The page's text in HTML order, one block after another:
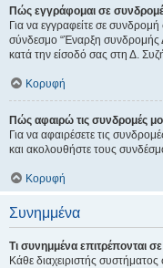
Πώς εγγράφομαι σε
Για να εγγραφείτε σε
σύνδεσμο “Έναρξη συνδρομής
κατά την είσοδό σας στη Δ.
Κορυφή
Πώς αφαιρώ τις συνδρομές
Για να αφαιρέσετε τις
και ακολουθήστε τους
Κορυφή
Συνημμένα
Τι συνημμένα επιτρέπονται
Κάθε διαχειριστής